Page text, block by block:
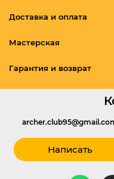
Доставка и оплата
Мастерская
Гарантия и возврат
Написать